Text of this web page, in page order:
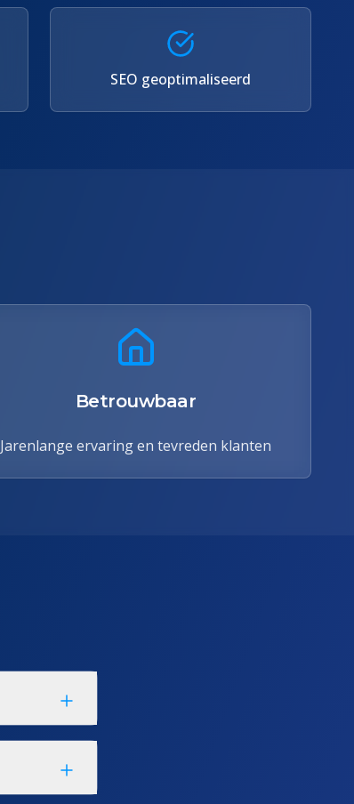
SEO geoptimaliseerd
Betrouwbaar
Jarenlange ervaring en tevreden klanten